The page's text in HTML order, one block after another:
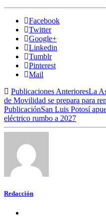
Facebook
Twitter
Google+
Linkedin
Tumblr
Pinterest
Mail
Publicaciones AnterioresLa
de Movilidad se prepara para
PublicaciónSan Luis Potosí
eléctrico rumbo a 2027
Redacción